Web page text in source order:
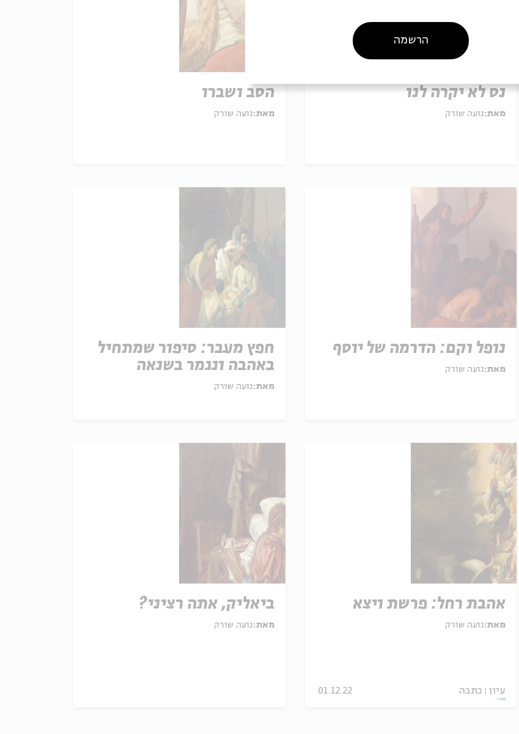
נס לא יקרה לנו
מאת:נועה שורק
הסב ושברו
מאת:נועה שורק
נופל וקם: הדרמה של יוסף
מאת:נועה שורק
חפץ מעבר: סיפור שמתחיל
באהבה ונגמר בשנאה
מאת:נועה שורק
אהבת רחל: פרשת ויצא
מאת:נועה שורק
עיון כתבה 01.12.22
ביאליק, אתה רציני?
מאת:נועה שורק
הרשמה